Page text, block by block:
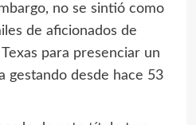
no se sintió como
de aficionados de
para presenciar un
gestando desde hace 53